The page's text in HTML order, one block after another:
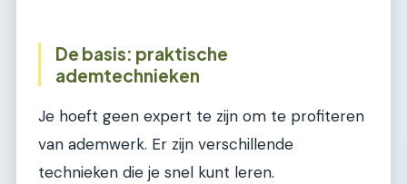
De basis: praktische
ademtechnieken
Je hoeft geen expert te zijn om te profiteren
van ademwerk. Er zijn verschillende
technieken die je snel kunt leren.